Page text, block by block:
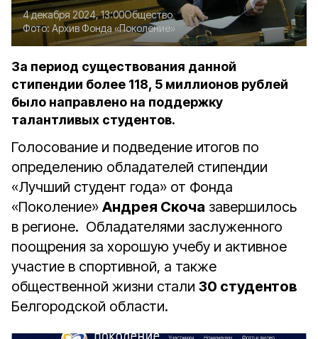
4 декабря 2024, 13:00Общество
Фото: Архив Фонда «Поколение»
За период существования данной
стипендии более 118, 5 миллионов рублей
было направлено на поддержку
талантливых студентов.
Голосование и подведение итогов по
определению обладателей стипендии
«Лучший студент года» от Фонда
«Поколение» Андрея Скоча завершилось
в регионе. Обладателями заслуженного
поощрения за хорошую учебу и активное
участие в спортивной, а также
общественной жизни стали 30 студентов
Белгородской области.